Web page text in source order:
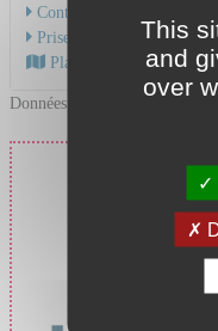
Contacter le service
Prise en charge du cancer
Plan d'accès au CHU
Données mises à jour le 23/04/
au
This
and
over